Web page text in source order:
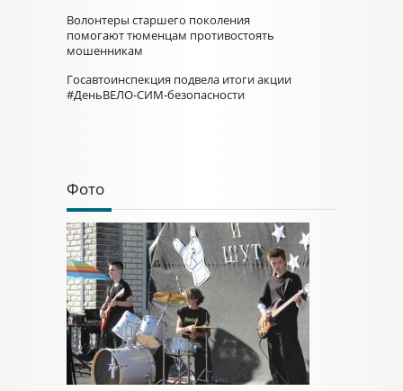
Волонтеры старшего поколения
помогают тюменцам противостоять
мошенникам
Госавтоинспекция подвела итоги акции
#ДеньВЕЛО-СИМ-безопасности
Фото